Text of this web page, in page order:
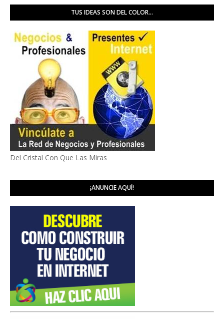
TUS IDEAS SON DEL COLOR...
Del Cristal Con Que Las Miras
¡ANUNCIE AQUÍ!